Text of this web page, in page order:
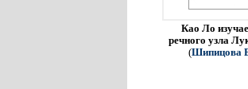
Као Ло
речного узла
(Шипицова